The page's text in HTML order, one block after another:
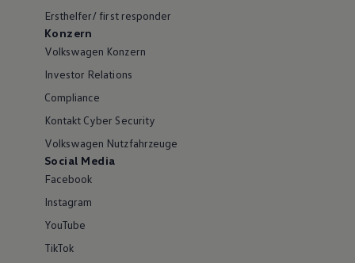
Ersthelfer/ first responder
Konzern
Volkswagen Konzern
Investor Relations
Compliance
Kontakt Cyber Security
Volkswagen Nutzfahrzeuge
Social Media
Facebook
Instagram
YouTube
TikTok